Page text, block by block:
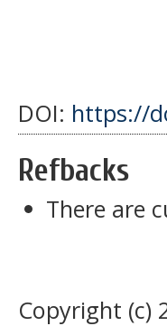
DOI: https://
Refbacks
There are
Copyright (c)